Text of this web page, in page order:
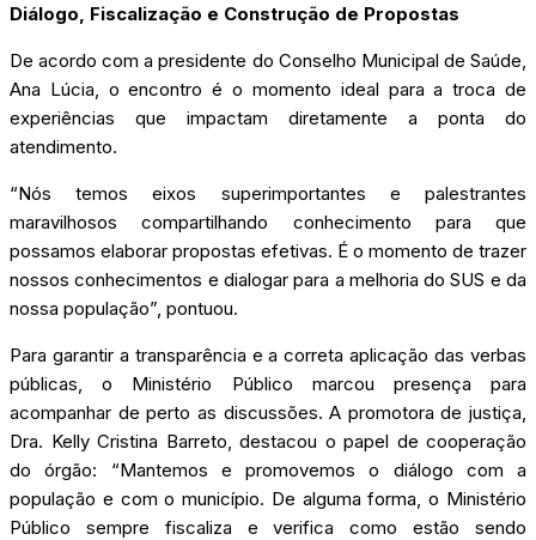
Diálogo, Fiscalização e Construção de Propostas
De acordo com a presidente do Conselho Municipal de Saúde,
Ana Lúcia, o encontro é o momento ideal para a troca de
experiências que impactam diretamente a ponta do
atendimento.
“Nós temos eixos superimportantes e palestrantes
maravilhosos compartilhando conhecimento para que
possamos elaborar propostas efetivas. É o momento de trazer
nossos conhecimentos e dialogar para a melhoria do SUS e da
nossa população”, pontuou.
Para garantir a transparência e a correta aplicação das verbas
públicas, o Ministério Público marcou presença para
acompanhar de perto as discussões. A promotora de justiça,
Dra. Kelly Cristina Barreto, destacou o papel de cooperação
do órgão: “Mantemos e promovemos o diálogo com a
população e com o município. De alguma forma, o Ministério
Público sempre fiscaliza e verifica como estão sendo